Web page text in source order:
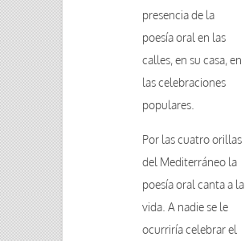
presencia de la
poesía oral en las
calles, en su casa, en
las celebraciones
populares.
Por las cuatro orillas
del Mediterráneo la
poesía oral canta a la
vida. A nadie se le
ocurriría celebrar el